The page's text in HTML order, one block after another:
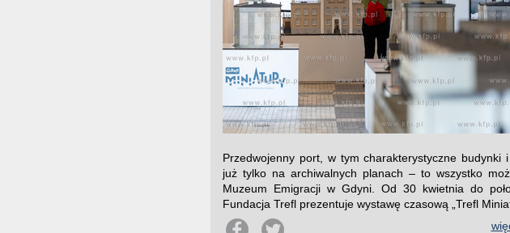
Przedwojenny port, w tym charakterystyczne budynki
już tylko na archiwalnych planach – to wszystko
Muzeum Emigracji w Gdyni. Od 30 kwietnia do
Fundacja Trefl prezentuje wystawę czasową „Trefl